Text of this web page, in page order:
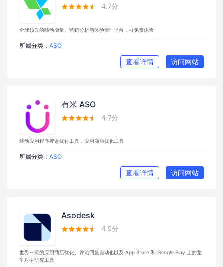
 4.7分
全球领先的移动衡量、营销分析与体验管理平台，可免费体验
所属分类： ASO
查看详情 访问网站
有米 ASO
 4.7分
移动应用程序搜索优化工具，应用商店优化工具
所属分类： ASO
查看详情 访问网站
Asodesk
 4.9分
世界一流的应用商店优化、评论回复自动化以及 App Store 和 Google Play 上的竞
争对手研究工具